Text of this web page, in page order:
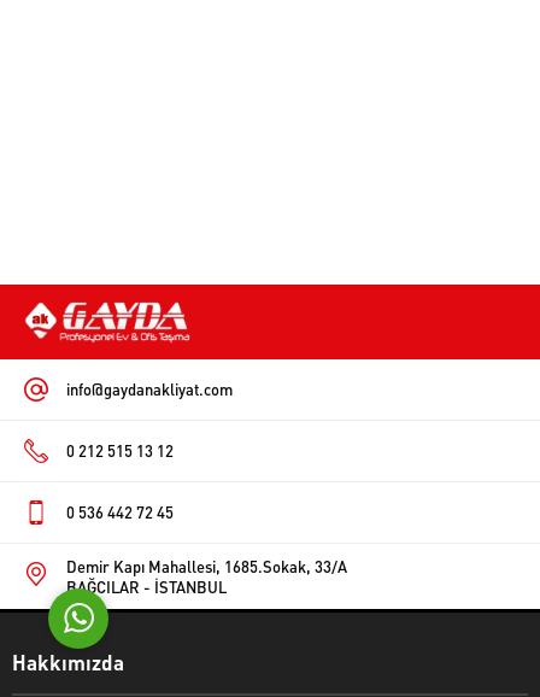
info@gaydanakliyat.com
0 212 515 13 12
0 536 442 72 45
Demir Kapı Mahallesi, 1685.Sokak, 33/A
BAĞCILAR - İSTANBUL
Hakkımızda